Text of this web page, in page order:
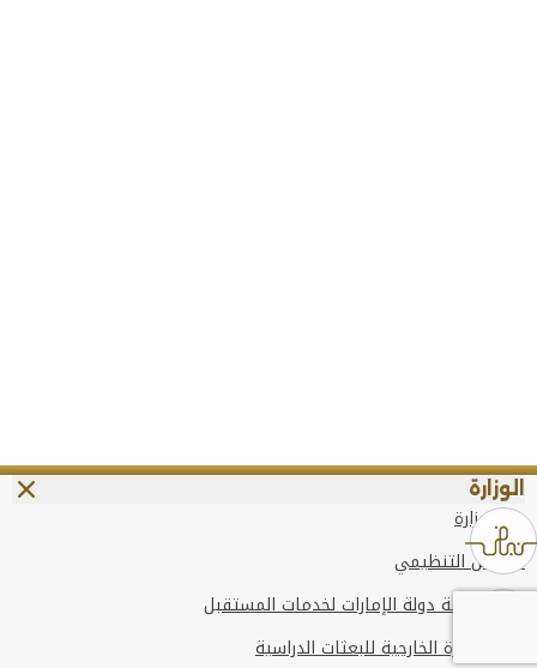
الوزارة
عن الوزارة
الهيكل التنظيمي
وعد حكومة دولة الإمارات لخدمات المستقبل
برنامج وزارة الخارجية للبعثات الدراسية